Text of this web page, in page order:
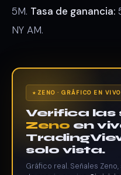
5M. Tasa de ganancia:
NY AM.
ZENO · GRÁFICO EN VIVO
Verifica las
Zeno en
solo vista.
Gráfico real. Señales